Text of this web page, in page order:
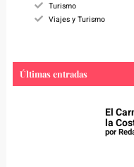
Turismo
Viajes y Turismo
Últimas entradas
El
la
por